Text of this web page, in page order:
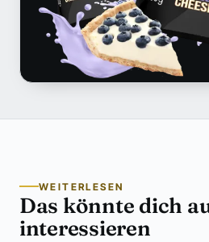
WEITERLESEN
Das könnte dich
interessieren